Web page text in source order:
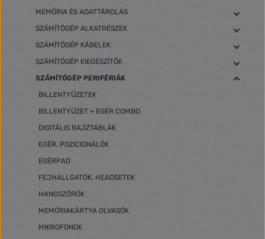
MEMÓRIA ÉS ADATTÁROLÁS
SZÁMÍTÓGÉP ALKATRÉSZEK
SZÁMÍTÓGÉP KÁBELEK
SZÁMÍTÓGÉP KIEGÉSZÍTŐK
SZÁMÍTÓGÉP PERIFÉRIÁK
BILLENTYŰZETEK
BILLENTYŰZET + EGÉR COMBO
DIGITÁLIS RAJZTÁBLÁK
EGÉR, POZICIONÁLÓK
EGÉRPAD
FEJHALLGATÓK, HEADSETEK
HANGSZÓRÓK
MEMÓRIAKÁRTYA OLVASÓK
MIKROFONOK